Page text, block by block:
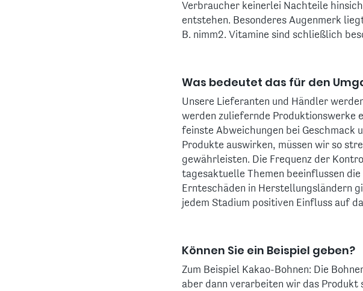
Verbraucher keinerlei Nachteile
entstehen. Besonderes Augenmerk
B. nimm2. Vitamine sind schließlich
Was bedeutet das für den
Unsere Lieferanten und Händler
werden zuliefernde Produktionswerke
feinste Abweichungen bei Geschmack
Produkte auswirken, müssen wir so
gewährleisten. Die Frequenz der
tagesaktuelle Themen beeinflussen
Ernteschäden in Herstellungsländern
jedem Stadium positiven Einfluss auf
Können Sie ein Beispiel geben?
Zum Beispiel Kakao-Bohnen: Die
aber dann verarbeiten wir das Produkt